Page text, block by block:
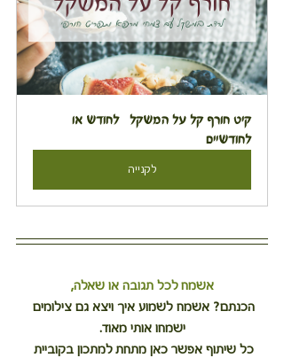
קיט חורף קל על המשקל   לחודש או
לחודשיים
לקנייה
אשמח לכל תגובה או שאלה,
הכנתם? אשמח לשמוע איך ויצא גם צילומים
ישמחו אותי מאוד.
כל שיתוף אפשר כאן מתחת למתכון בקוביית